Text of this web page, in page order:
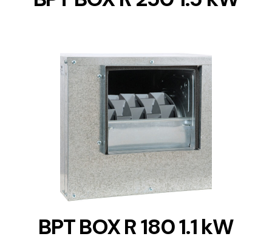
DETAILS
BPT BOX R 180 1.1 kW